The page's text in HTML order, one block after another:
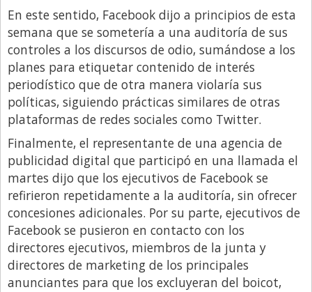
En este sentido, Facebook dijo a principios de esta
semana que se sometería a una auditoría de sus
controles a los discursos de odio, sumándose a los
planes para etiquetar contenido de interés
periodístico que de otra manera violaría sus
políticas, siguiendo prácticas similares de otras
plataformas de redes sociales como Twitter.
Finalmente, el representante de una agencia de
publicidad digital que participó en una llamada el
martes dijo que los ejecutivos de Facebook se
refirieron repetidamente a la auditoría, sin ofrecer
concesiones adicionales. Por su parte, ejecutivos de
Facebook se pusieron en contacto con los
directores ejecutivos, miembros de la junta y
directores de marketing de los principales
anunciantes para que los excluyeran del boicot,